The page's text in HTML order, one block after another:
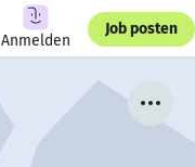
Anmelden
Job posten